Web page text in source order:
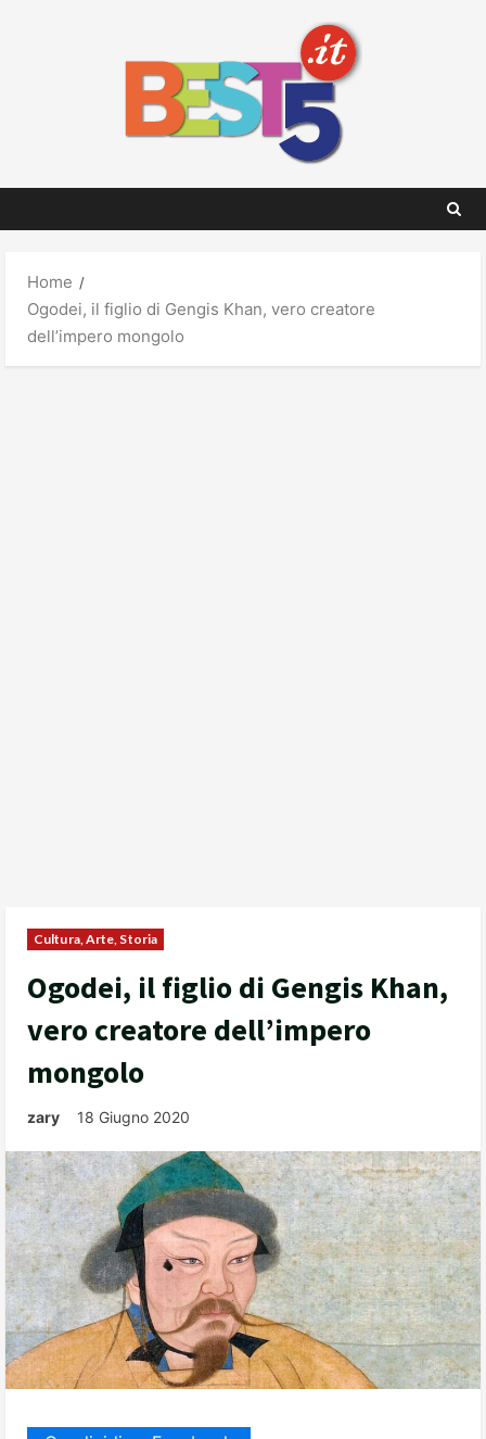
Home
Ogodei, il figlio di Gengis Khan, vero creatore
dell’impero mongolo
Cultura, Arte, Storia
Ogodei, il figlio di Gengis Khan,
vero creatore dell’impero
mongolo
zary 18 Giugno 2020